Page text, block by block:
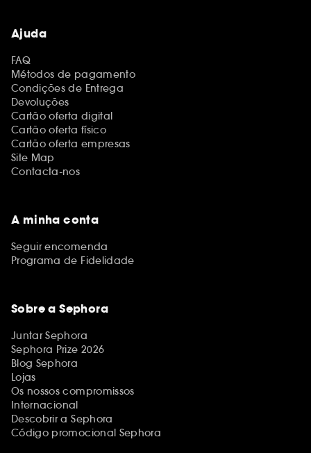
Ajuda
FAQ
Métodos de pagamento
Condições de Entrega
Devoluções
Cartão oferta digital
Cartão oferta físico
Cartão oferta empresas
Site Map
Contacta-nos
A minha conta
Seguir encomenda
Programa de Fidelidade
Sobre a Sephora
Juntar Sephora
Sephora Prize 2026
Blog Sephora
Lojas
Os nossos compromissos
Internacional
Descobrir a Sephora
Código promocional Sephora